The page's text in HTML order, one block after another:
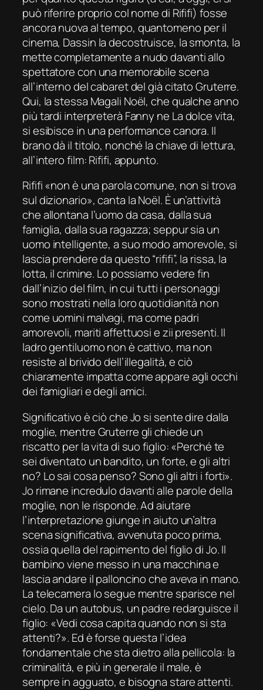
può riferire proprio col nome di Rififi) fosse
ancora nuova al tempo, quantomeno per il
cinema, Dassin la decostruisce, la smonta, la
mette completamente a nudo davanti allo
spettatore con una memorabile scena
all’interno del cabaret del già citato Gruterre.
Qui, la stessa Magali Noël, che qualche anno
più tardi interpreterà Fanny ne La dolce vita,
si esibisce in una performance canora. Il
brano dà il titolo, nonché la chiave di lettura,
all’intero film:Rififi, appunto.
Rififi «non è una parola comune, non si trova
sul dizionario», canta la Noël. È un’attività
che allontana l’uomo da casa, dalla sua
famiglia, dalla sua ragazza; seppur sia un
uomo intelligente, a suo modo amorevole, si
lascia prendere da questo “rififi”, la rissa, la
lotta, il crimine. Lo possiamo vedere fin
dall’inizio del film, in cui tutti i personaggi
sono mostrati nella loro quotidianità non
come uomini malvagi, ma come padri
amorevoli, mariti affettuosi e zii presenti. Il
ladro gentiluomo non è cattivo, ma non
resiste al brivido dell’illegalità, e ciò
chiaramente impatta come appare agli occhi
dei famigliari e degli amici.
Significativo è ciò che Jo si sente dire dalla
moglie, mentre Gruterre gli chiede un
riscatto per la vita di suo figlio: «Perché te
sei diventato un bandito, un forte, e gli altri
no? Lo sai cosa penso? Sono gli altri i forti».
Jo rimane incredulo davanti alle parole della
moglie, non le risponde. Ad aiutare
l’interpretazione giunge in aiuto un’altra
scena significativa, avvenuta poco prima,
ossia quella del rapimento del figlio di Jo. Il
bambino viene messo in una macchina e
lascia andare il palloncino che aveva in mano.
La telecamera lo segue mentre sparisce nel
cielo. Da un autobus, un padre redarguisce il
figlio: «Vedi cosa capita quando non si sta
attenti?». Ed è forse questa l’idea
fondamentale che sta dietro alla pellicola: la
criminalità, e più in generale il male, è
sempre in agguato, e bisogna stare attenti.